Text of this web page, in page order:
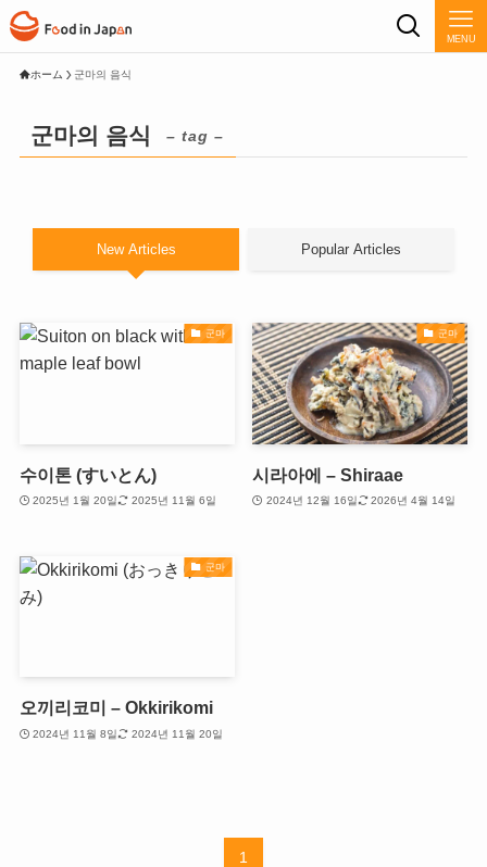
MENU
ホーム 군마의 음식
군마의 음식 – tag –
New Articles Popular Articles
군마
수이톤 (すいとん)
2025년 1월 20일 2025년 11월 6일
군마
시라아에 – Shiraae
2024년 12월 16일 2026년 4월 14일
군마
오끼리코미 – Okkirikomi
2024년 11월 8일 2024년 11월 20일
1